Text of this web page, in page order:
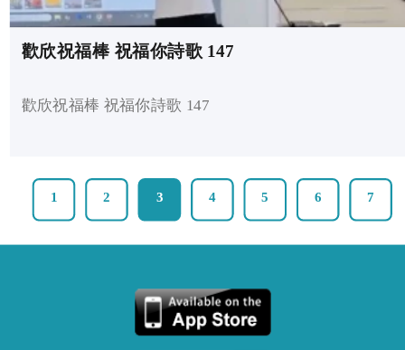
歡欣祝福棒 祝福你詩歌 147
歡欣祝福棒 祝福你詩歌 147
1 2 3 4 5 6 7